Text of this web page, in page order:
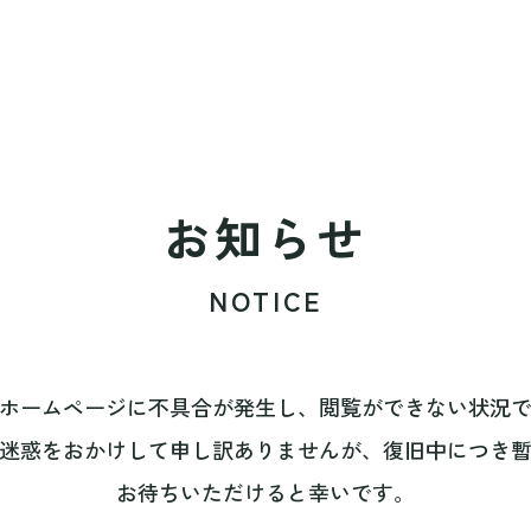
お知らせ
NOTICE
ームページに不具合が発生し、閲覧ができない状況で
惑をおかけして申し訳ありませんが、復旧中につき
お待ちいただけると幸いです。